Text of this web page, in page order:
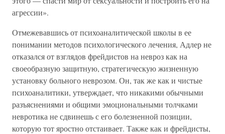
агрессии».
Отмежевавшись от психоаналитической школы в ее
понимании методов психологического лечения, Адлер не
отказался от взглядов фрейдистов на невроз как на
своеобразную защитную, стратегическую жизненную
установку больного неврозом. Он, так же как и чистые
психоаналитики, утверждает, что никакими обычными
разъяснениями и общими эмоциональными толчками
невротика не сдвинешь с его болезненной позиции,
которую тот яростно отстаивает. Также как и фрейдисты,